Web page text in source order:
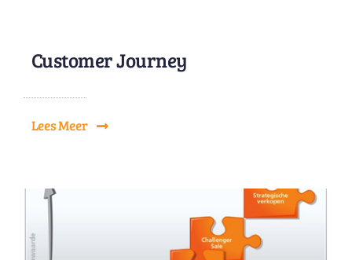
Customer Journey
Lees Meer